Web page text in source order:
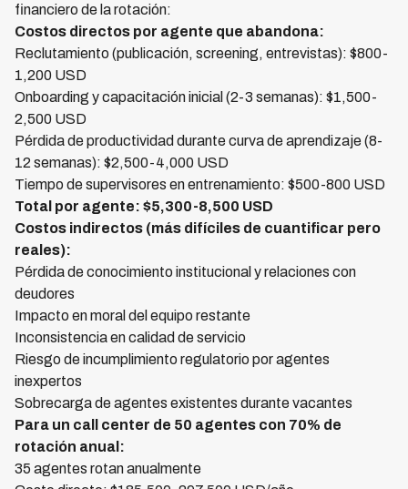
financiero de la rotación:
Costos directos por agente que abandona:
Reclutamiento (publicación, screening, entrevistas): $800-
1,200 USD
Onboarding y capacitación inicial (2-3 semanas): $1,500-
2,500 USD
Pérdida de productividad durante curva de aprendizaje (8-
12 semanas): $2,500-4,000 USD
Tiempo de supervisores en entrenamiento: $500-800 USD
Total por agente: $5,300-8,500 USD
Costos indirectos (más difíciles de cuantificar pero
reales):
Pérdida de conocimiento institucional y relaciones con
deudores
Impacto en moral del equipo restante
Inconsistencia en calidad de servicio
Riesgo de incumplimiento regulatorio por agentes
inexpertos
Sobrecarga de agentes existentes durante vacantes
Para un call center de 50 agentes con 70% de
rotación anual:
35 agentes rotan anualmente